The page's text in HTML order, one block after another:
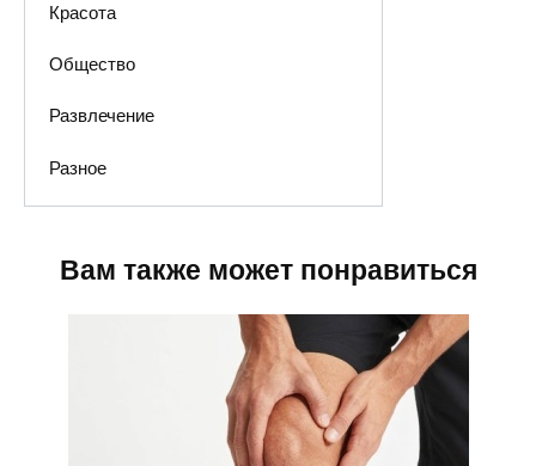
Красота
Общество
Развлечение
Разное
Вам также может понравиться